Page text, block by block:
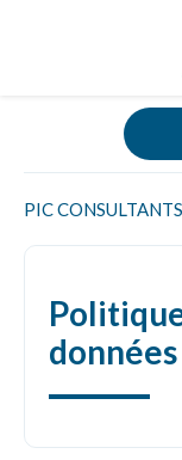
CRÉDIT
Éligibilité au
Dépenses
Déclaration
Les aspects
Le contrôle
PIC CONSULTANTS
données